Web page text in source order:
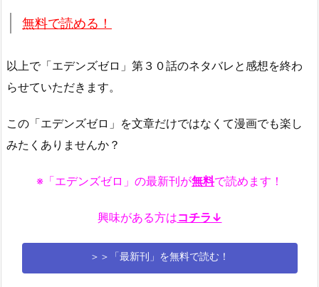
無料で読める！
以上で「エデンズゼロ」第３０話のネタバレと感想を終わ
らせていただきます。
この「エデンズゼロ」を文章だけではなくて漫画でも楽し
みたくありませんか？
※「エデンズゼロ」の最新刊が無料で読めます！
興味がある方はコチラ↓
＞＞「最新刊」を無料で読む！